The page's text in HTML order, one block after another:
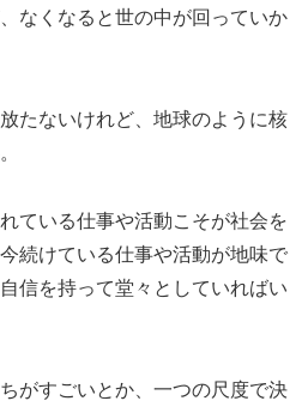
なくなると世の中が回っていか
たないけれど、地球のように核
ている仕事や活動こそが社会を
続けている仕事や活動が地味で
信を持って堂々としていればい
がすごいとか、一つの尺度で決